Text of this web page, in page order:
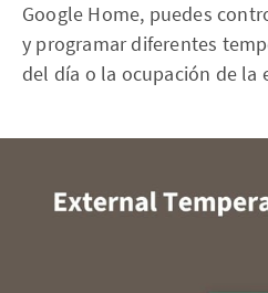
Google Home, puedes
y programar diferentes
del día o la ocupación de la